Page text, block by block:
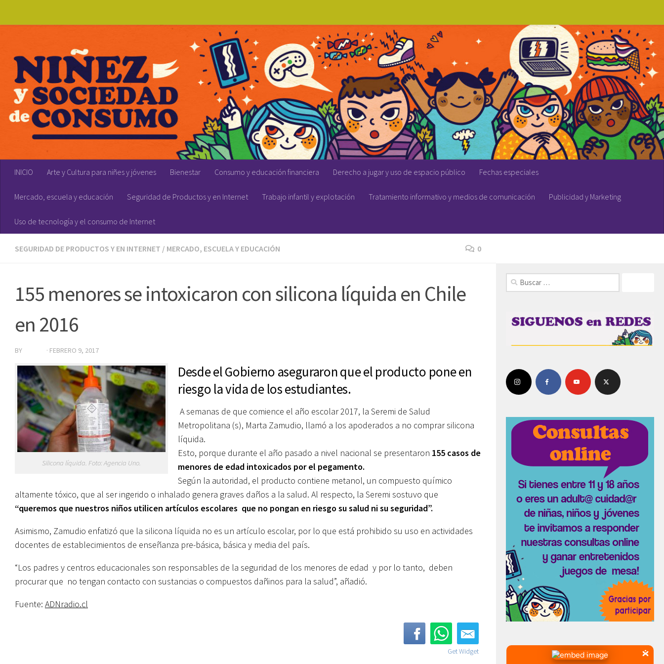
INICIO Arte y Cultura para niñes y jóvenes Bienestar Consumo y educación financiera Derecho a jugar y uso de espacio público Fechas especiales
Mercado, escuela y educación Seguridad de Productos y en Internet Trabajo infantil y explotación Tratamiento informativo y medios de comunicación Publicidad y Marketing
Uso de tecnología y el consumo de Internet
SEGURIDAD DE PRODUCTOS Y EN INTERNET / MERCADO, ESCUELA Y EDUCACIÓN 0
155 menores se intoxicaron con silicona líquida en Chile
en 2016
BY · FEBRERO 9, 2017
Silicona líquida. Foto: Agencia Uno.
Desde el Gobierno aseguraron que el producto pone en
riesgo la vida de los estudiantes.
A semanas de que comience el año escolar 2017, la Seremi de Salud
Metropolitana (s), Marta Zamudio, llamó a los apoderados a no comprar silicona
líquida.
Esto, porque durante el año pasado a nivel nacional se presentaron 155 casos de
menores de edad intoxicados por el pegamento.
Según la autoridad, el producto contiene metanol, un compuesto químico
altamente tóxico, que al ser ingerido o inhalado genera graves daños a la salud. Al respecto, la Seremi sostuvo que
“queremos que nuestros niños utilicen artículos escolares que no pongan en riesgo su salud ni su seguridad”.
Asimismo, Zamudio enfatizó que la silicona líquida no es un artículo escolar, por lo que está prohibido su uso en actividades
docentes de establecimientos de enseñanza pre-básica, básica y media del país.
“Los padres y centros educacionales son responsables de la seguridad de los menores de edad y por lo tanto, deben
procurar que no tengan contacto con sustancias o compuestos dañinos para la salud”, añadió.
Fuente: ADNradio.cl
Get Widget